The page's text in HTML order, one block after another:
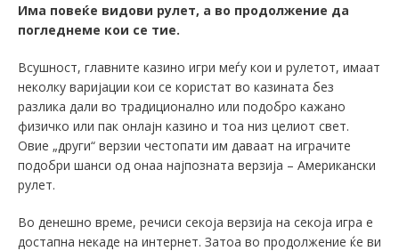
Има повеќе видови рулет, а во продолжение да
погледнеме кои се тие.
Всушност, главните казино игри меѓу кои и рулетот, имаат
неколку варијации кои се користат во казината без
разлика дали во традиционално или подобро кажано
физичко или пак онлајн казино и тоа низ целиот свет.
Овие „други“ верзии честопати им даваат на играчите
подобри шанси од онаа најпозната верзија – Американски
рулет.
Во денешно време, речиси секоја верзија на секоја игра е
достапна некаде на интернет. Затоа во продолжение ќе ви